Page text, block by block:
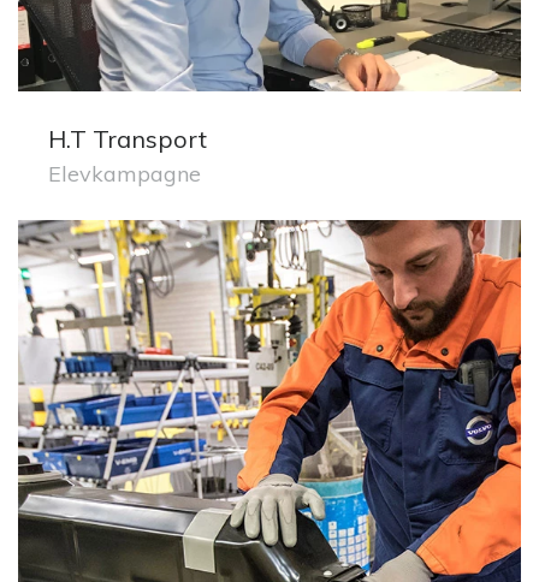
H.T Transport
Elevkampagne